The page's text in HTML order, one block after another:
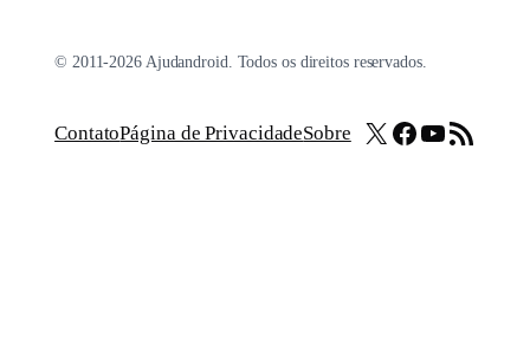
© 2011-2026 Ajudandroid. Todos os direitos reservados.
ContatoPágina de PrivacidadeSobre X Facebook
Youtube
Feed RSS